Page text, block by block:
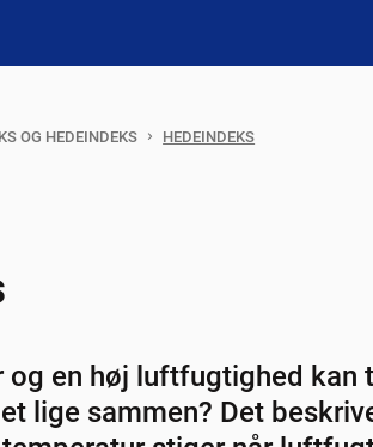
OG HEDEINDEKS HEDEINDEKS
og en høj luftfugtighed kan
lige sammen? Det